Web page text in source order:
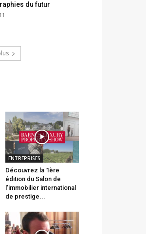
du futur
ENTREPRISES
Découvrez la 1ère
édition du Salon de
l’immobilier international
de prestige...